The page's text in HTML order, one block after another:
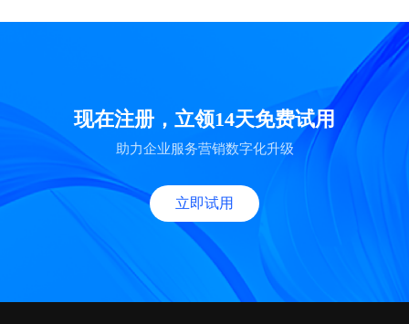
现在注册，立领14天免费试用
助力企业服务营销数字化升级
立即试用